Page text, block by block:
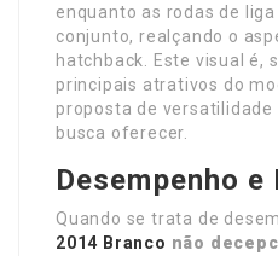
enquanto as rodas de
conjunto, realçando o
hatchback. Este visual é,
principais atrativos do
proposta de versatilidade
busca oferecer.
Desempenho
Quando se trata de
2014 Branco não